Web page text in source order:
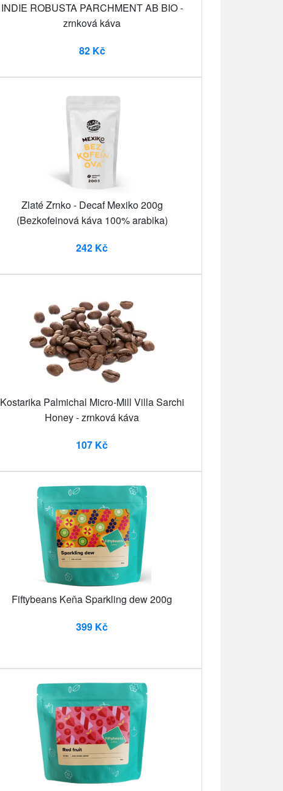
INDIE ROBUSTA PARCHMENT AB BIO -
zrnková káva
82 Kč
Zlaté Zrnko - Decaf Mexiko 200g
(Bezkofeinová káva 100% arabika)
242 Kč
Kostarika Palmichal Micro-Mill Villa Sarchi
Honey - zrnková káva
107 Kč
Fiftybeans Keňa Sparkling dew 200g
399 Kč